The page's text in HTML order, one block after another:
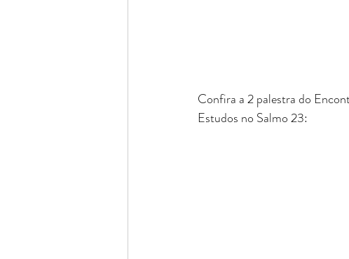
Confira a 2 palestra do
Estudos no Salmo 23: